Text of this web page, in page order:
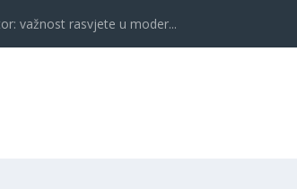
važnost rasvjete u moder...